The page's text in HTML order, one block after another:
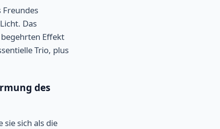
Freundes
Das
Effekt
Trio, plus
des
sich als die